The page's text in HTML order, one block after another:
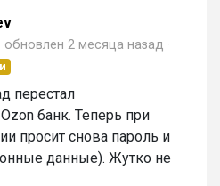
обновлен 2 месяца назад
перестал
банк. Теперь при
просит снова пароль и
данные). Жутко не